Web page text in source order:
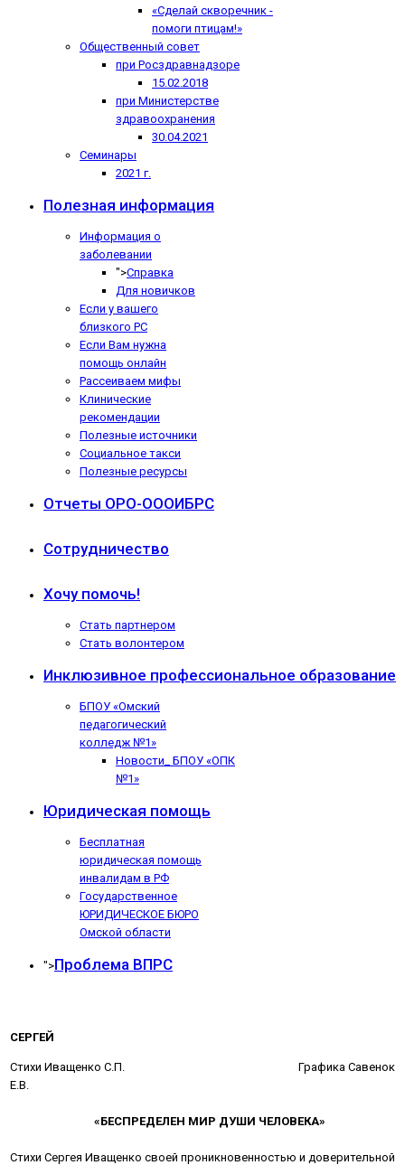
«Сделай скворечник -
помоги птицам!»
Общественный совет
при Росздравнадзоре
15.02.2018
при Министерстве
здравоохранения
30.04.2021
Семинары
2021 г.
Полезная информация
Информация о
заболевании
">Справка
Для новичков
Если у вашего
близкого РС
Если Вам нужна
помощь онлайн
Рассеиваем мифы
Клинические
рекомендации
Полезные источники
Социальное такси
Полезные ресурсы
Отчеты ОРО-ОООИБРС
Сотрудничество
Хочу помочь!
Стать партнером
Стать волонтером
Инклюзивное профессиональное образование
БПОУ «Омский
педагогический
колледж №1»
Новости_ БПОУ «ОПК
№1»
Юридическая помощь
Бесплатная
юридическая помощь
инвалидам в РФ
Государственное
ЮРИДИЧЕСКОЕ БЮРО
Омской области
">Проблема ВПРС
СЕРГЕЙ
Стихи Иващенко С.П. Графика Савенок
Е.В.
«БЕСПРЕДЕЛЕН МИР ДУШИ ЧЕЛОВЕКА»
Стихи Сергея Иващенко своей проникновенностью и доверительной